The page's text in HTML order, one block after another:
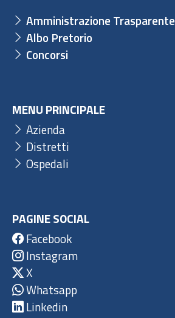
Amministrazione Trasparente
Albo Pretorio
Concorsi
MENU PRINCIPALE
Azienda
Distretti
Ospedali
PAGINE SOCIAL
Facebook
Instagram
X
Whatsapp
Linkedin